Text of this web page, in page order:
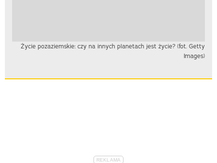
Życie pozaziemskie: czy na innych planetach jest życie? (fot. Getty
Images)